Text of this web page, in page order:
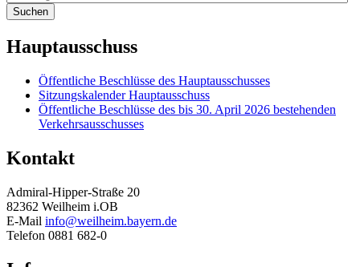
Suchen
Hauptausschuss
Öffentliche Beschlüsse des Hauptausschusses
Sitzungskalender Hauptausschuss
Öffentliche Beschlüsse des bis 30. April 2026 bestehenden
Verkehrsausschusses
Kontakt
Admiral-Hipper-Straße 20
82362 Weilheim i.OB
E-Mail info@weilheim.bayern.de
Telefon 0881 682-0